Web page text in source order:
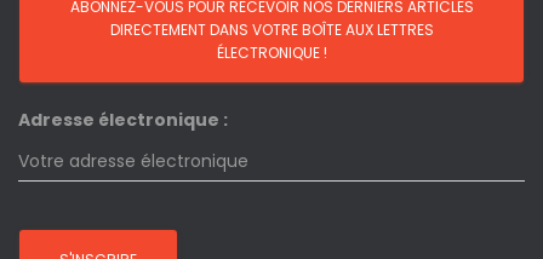
Adresse électronique :